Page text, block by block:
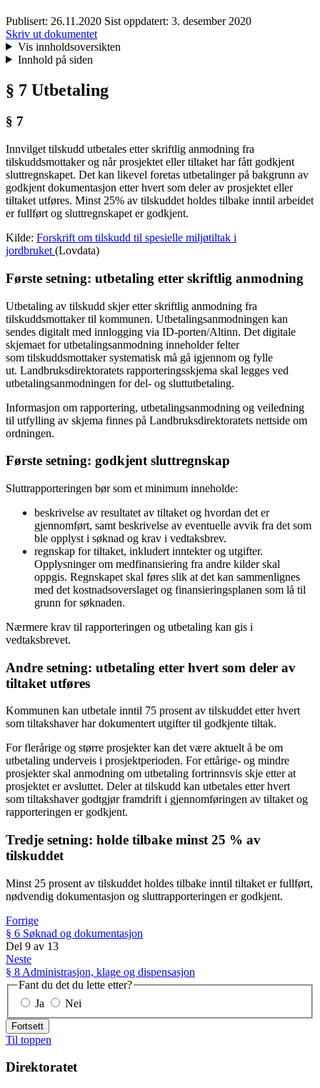
Publisert: 26.11.2020 Sist oppdatert: 3. desember 2020
Skriv ut dokumentet
Vis innholdsoversikten
Innhold på siden
§ 7 Utbetaling
§ 7
Innvilget tilskudd utbetales etter skriftlig anmodning fra
tilskuddsmottaker og når prosjektet eller tiltaket har fått godkjent
sluttregnskapet. Det kan likevel foretas utbetalinger på bakgrunn av
godkjent dokumentasjon etter hvert som deler av prosjektet eller
tiltaket utføres. Minst 25% av tilskuddet holdes tilbake inntil arbeidet
er fullført og sluttregnskapet er godkjent.
Kilde: Forskrift om tilskudd til spesielle miljøtiltak i
jordbruket (Lovdata)
Første setning: utbetaling etter skriftlig anmodning
Utbetaling av tilskudd skjer etter skriftlig anmodning fra
tilskuddsmottaker til kommunen. Utbetalingsanmodningen kan
sendes digitalt med innlogging via ID-porten/Altinn. Det digitale
skjemaet for utbetalingsanmodning inneholder felter
som tilskuddsmottaker systematisk må gå igjennom og fylle
ut. Landbruksdirektoratets rapporteringsskjema skal legges ved
utbetalingsanmodningen for del- og sluttutbetaling.
Informasjon om rapportering, utbetalingsanmodning og veiledning
til utfylling av skjema finnes på Landbruksdirektoratets nettside om
ordningen.
Første setning: godkjent sluttregnskap
Sluttrapporteringen bør som et minimum inneholde:
beskrivelse av resultatet av tiltaket og hvordan det er
gjennomført, samt beskrivelse av eventuelle avvik fra det som
ble opplyst i søknad og krav i vedtaksbrev.
regnskap for tiltaket, inkludert inntekter og utgifter.
Opplysninger om medfinansiering fra andre kilder skal
oppgis. Regnskapet skal føres slik at det kan sammenlignes
med det kostnadsoverslaget og finansieringsplanen som lå til
grunn for søknaden.
Nærmere krav til rapporteringen og utbetaling kan gis i
vedtaksbrevet.
Andre setning: utbetaling etter hvert som deler av
tiltaket utføres
Kommunen kan utbetale inntil 75 prosent av tilskuddet etter hvert
som tiltakshaver har dokumentert utgifter til godkjente tiltak.
For flerårige og større prosjekter kan det være aktuelt å be om
utbetaling underveis i prosjektperioden. For ettårige- og mindre
prosjekter skal anmodning om utbetaling fortrinnsvis skje etter at
prosjektet er avsluttet. Deler at tilskudd kan utbetales etter hvert
som tiltakshaver godtgjør framdrift i gjennomføringen av tiltaket og
rapporteringen er godkjent.
Tredje setning: holde tilbake minst 25 % av
tilskuddet
Minst 25 prosent av tilskuddet holdes tilbake inntil tiltaket er fullført,
nødvendig dokumentasjon og sluttrapporteringen er godkjent.
Forrige
§ 6 Søknad og dokumentasjon
Del 9 av 13
Neste
§ 8 Administrasjon, klage og dispensasjon
Fant du det du lette etter?
Ja
Nei
Fortsett
Til toppen
Direktoratet